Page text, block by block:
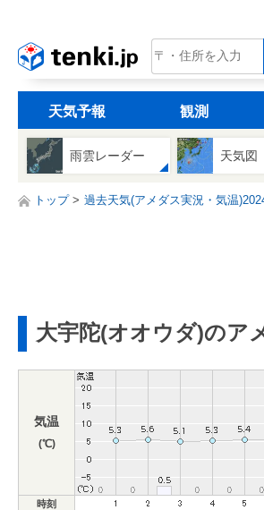
tenki.jp
天気予報 観測
雨雲レーダー 天気図
トップ 過去天気(アメダス実況・気温
大宇陀(オオウダ)のア
気温
(℃)
時刻